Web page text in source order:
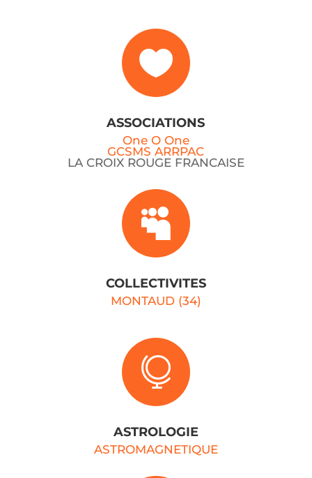

ASSOCIATIONS
One O One
GCSMS ARRPAC
LA CROIX ROUGE FRANCAISE

COLLECTIVITES
MONTAUD (34)

ASTROLOGIE
ASTROMAGNETIQUE